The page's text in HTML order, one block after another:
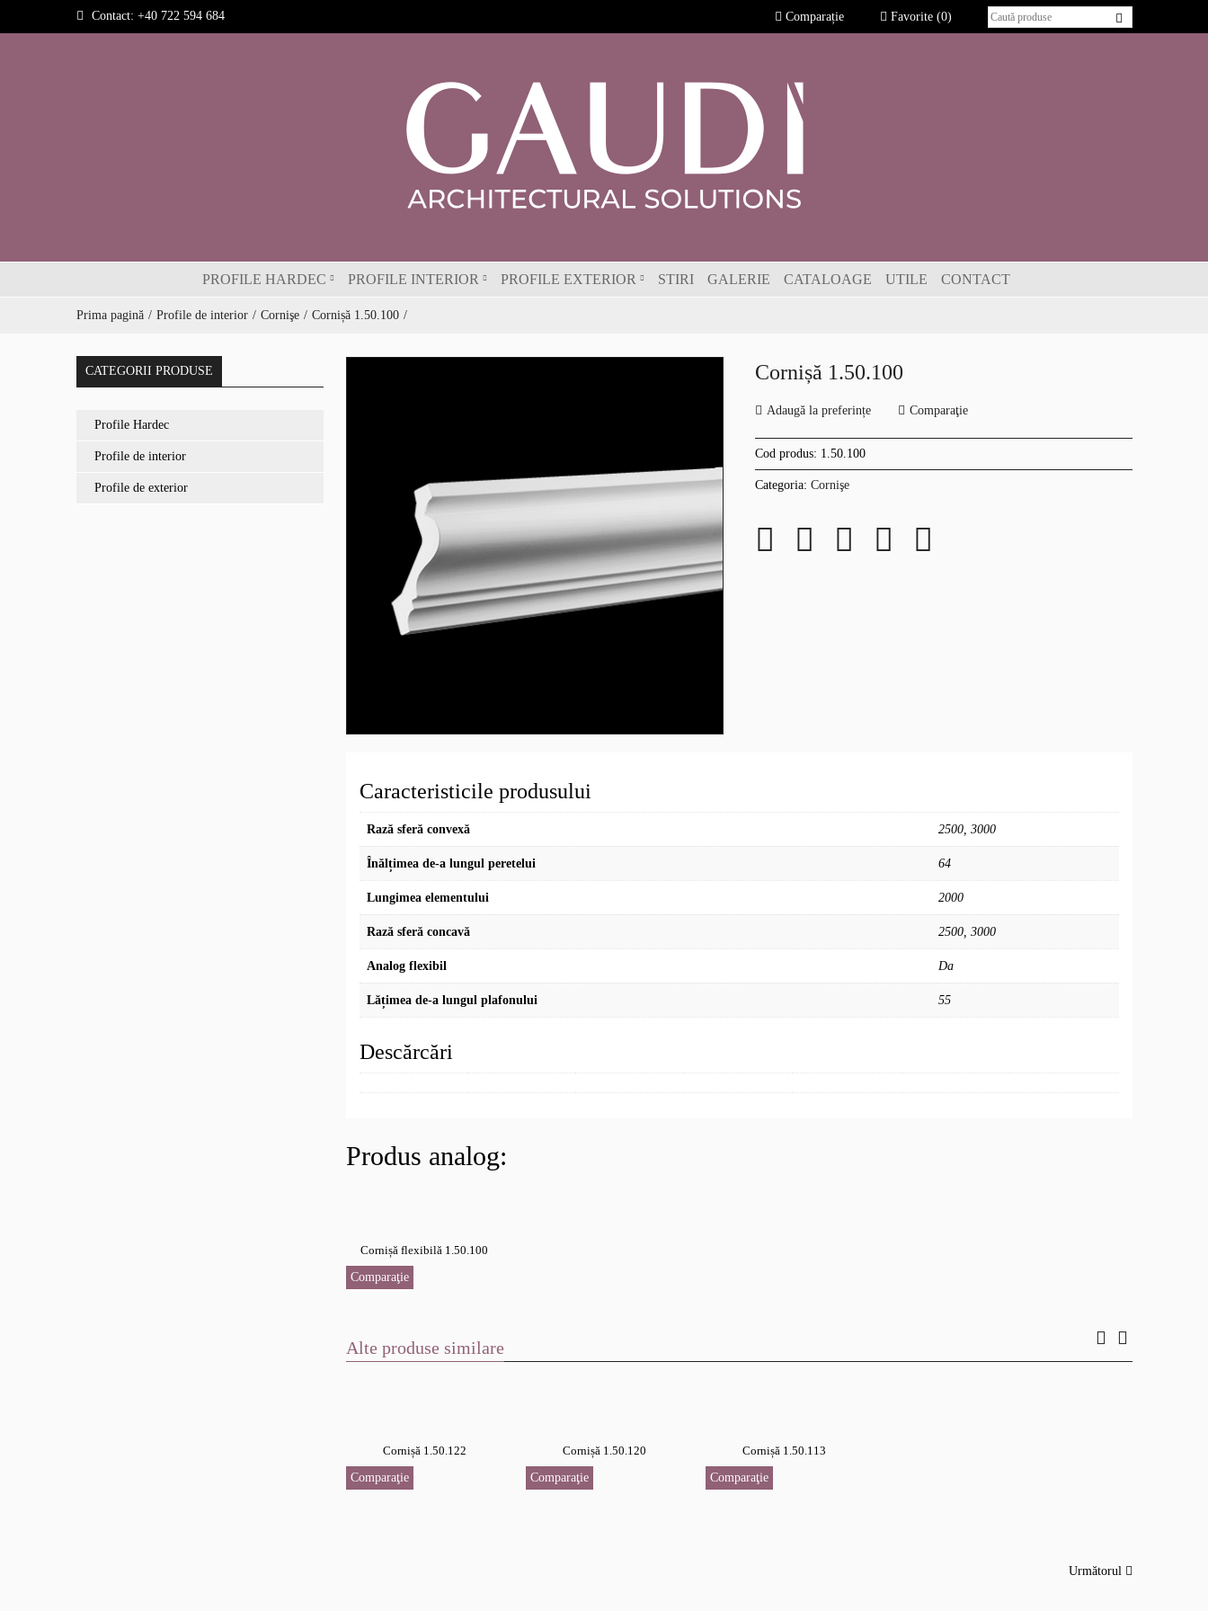
Contact: +40 722 594 684 Comparație Favorite (0)
PROFILE HARDEC PROFILE INTERIOR PROFILE EXTERIOR STIRI GALERIE CATALOAGE UTILE CONTACT
Prima pagină Profile de interior Cornişe Cornișă 1.50.100
Cornișă 1.50.100
Adaugă la preferințe Comparaţie
Cod produs: 1.50.100
Categoria: Cornişe
Caracteristicile produsului
Rază sferă convexă 2500, 3000
Înălțimea de-a lungul peretelui 64
Lungimea elementului 2000
Rază sferă concavă 2500, 3000
Analog flexibil Da
Lățimea de-a lungul plafonului 55
Descărcări
Produs analog:
Cornișă flexibilă 1.50.100
Comparaţie
Alte produse similare
Cornișă 1.50.122
Comparaţie
Cornișă 1.50.120
Comparaţie
Cornișă 1.50.113
Comparaţie
Următorul
CATEGORII PRODUSE
Profile Hardec
Profile de interior
Profile de exterior